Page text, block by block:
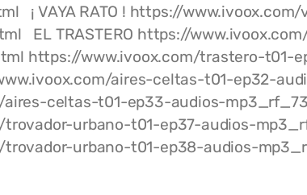
¡ VAYA RATO ! https://
EL TRASTERO https://
https://www.ivoox.com/trastero-t01-
aires-celtas-t01-ep32-
celtas-t01-ep33-audios-
urbano-t01-ep37-audios-
urbano-t01-ep38-audios-